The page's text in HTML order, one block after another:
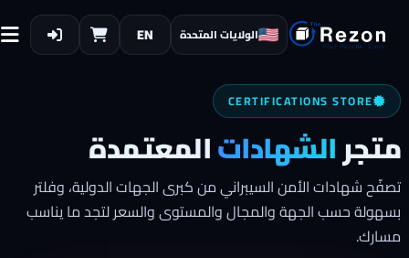
الولايات المتحدة EN
CERTIFICATIONS STORE
متجرالشهاداتالمعتمدة
تصفّح شهادات الأمن السيبراني من كبرى الجهات الدولية، وفلتر
بسهولة حسب الجهة والمجال والمستوى والسعر لتجد ما يناسب
مسارك.